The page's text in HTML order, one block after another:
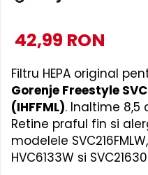
42,99 RON
Filtru HEPA original
Gorenje Freestyle
(IHFFML). Inaltime 8,5
Retine praful fin si
modelele
HVC6133W si